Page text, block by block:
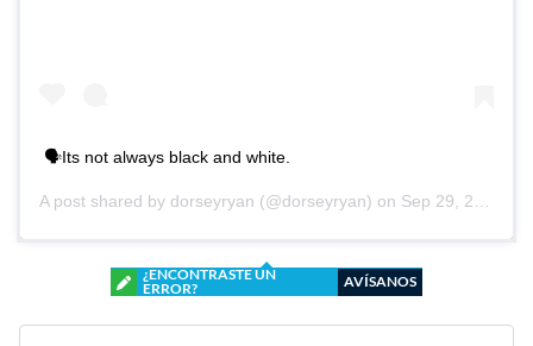
🗣Its not always black and white.
A post shared by dorseyryan (@dorseyryan) on Sep 29, 2020 at 4:58pm PDT
¿ENCONTRASTE UN
ERROR?
AVÍSANOS